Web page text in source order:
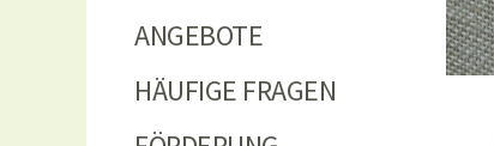
ANGEBOTE
HÄUFIGE FRAGEN